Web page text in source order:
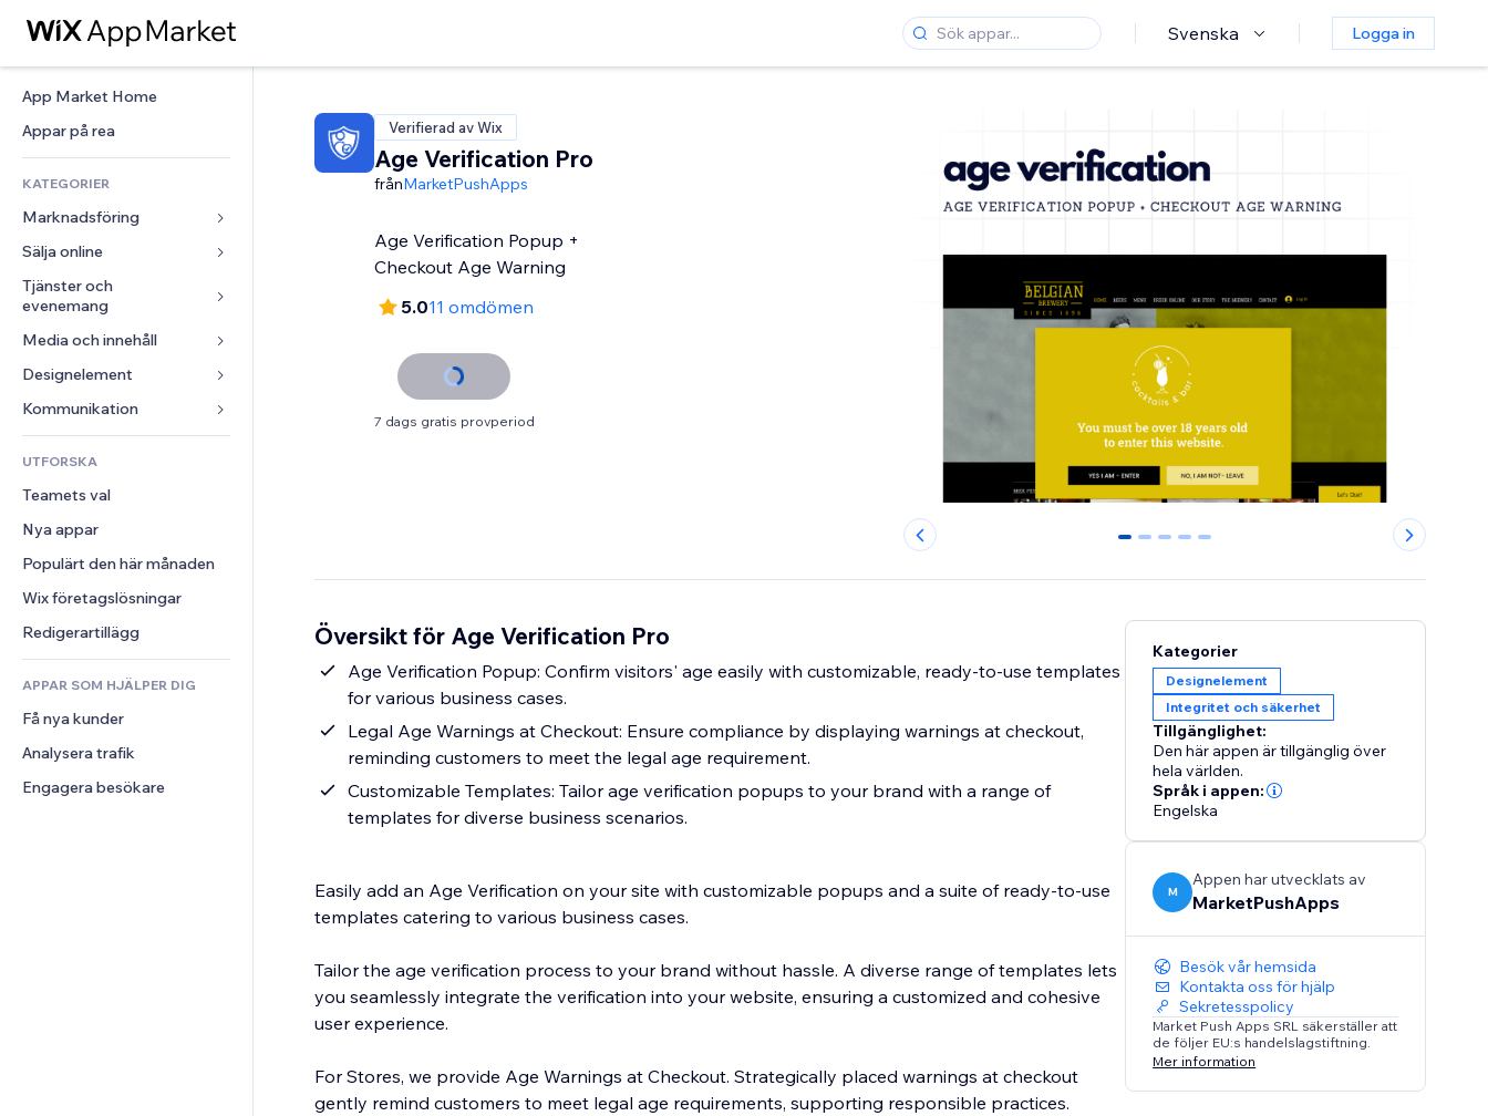
Svenska Logga in
App Market Home
Appar på rea
KATEGORIER
Marknadsföring
Annonser
Mobil
Statistik
Sociala medier
SEO
Interaktioner
Listningar
E-post
Konvertering
Sälja online
Appar för butiker
Frakt och leverans
Sälj-knappar
Onlinekurser
Beställtryck
Redovisning
Kuponger och lojalitet
Lagerlösningar
Dropshipping
Priser och abonnemang
Crowdfunding
Mat och dryck
Tjänster och
evenemang
Hotell
Evenemang
Restauranger
Fastigheter
Bokningar
Media och innehåll
Galleri
Musik
Podcasts
Fotografering
Video
PDF
Fildelning
Nyheter
Designelement
Kartor och navigering
Integritet och säkerhet
Klocka
Sidmallar
Bildeffekter
Knappar och menyer
Banners och märken
Kalkylatorer
Sök
Väder
Diagram och tabeller
Formulär
Undersökningar
Chatt
Kommentarer
Telefon
Community
Omdömen och recensioner
CRM
UTFORSKA
Teamets val
Nya appar
Populärt den här månaden
Wix företagslösningar
Redigerartillägg
APPAR SOM HJÄLPER DIG
Få nya kunder
Analysera trafik
Engagera besökare
Verifierad av Wix
Age Verification Pro
frånMarketPushApps
Age Verification Popup +
Checkout Age Warning
5.011 omdömen
7 dags gratis provperiod
0 1 2 3 4
Översikt för Age Verification Pro
Age Verification Popup: Confirm visitors' age easily with customizable, ready-to-use templates
for various business cases.
Legal Age Warnings at Checkout: Ensure compliance by displaying warnings at checkout,
reminding customers to meet the legal age requirement.
Customizable Templates: Tailor age verification popups to your brand with a range of
templates for diverse business scenarios.
Easily add an Age Verification on your site with customizable popups and a suite of ready-to-use
templates catering to various business cases.
Tailor the age verification process to your brand without hassle. A diverse range of templates lets
you seamlessly integrate the verification into your website, ensuring a customized and cohesive
user experience.
For Stores, we provide Age Warnings at Checkout. Strategically placed warnings at checkout
gently remind customers to meet legal age requirements, supporting responsible practices.
Kategorier
Designelement
Integritet och säkerhet
Tillgänglighet:
Den här appen är tillgänglig över
hela världen.
Språk i appen:
Engelska
M
Appen har utvecklats av
MarketPushApps
Besök vår hemsida
Kontakta oss för hjälp
Sekretesspolicy
Market Push Apps SRL säkerställer att
de följer EU:s handelslagstiftning.
Mer information